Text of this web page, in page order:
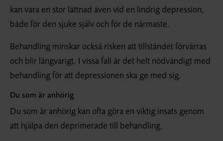
kan vara en stor lättnad även vid en lindrig depression,
både för den sjuke själv och för de närmaste.
Behandling minskar också risken att tillståndet förvärras
och blir långvarigt. I vissa fall är det helt nödvändigt med
behandling för att depressionen ska ge med sig.
Du som är anhörig
Du som är anhörig kan ofta göra en viktig insats genom
att hjälpa den deprimerade till behandling.